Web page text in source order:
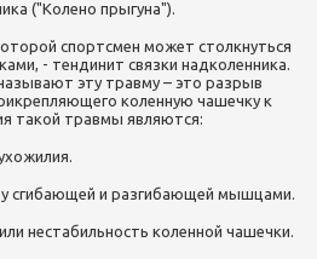
("Колено прыгуна").
спортсмен может столкнуться
- тендинит связки надколенника.
эту травму – это разрыв
коленную чашечку к
такой травмы являются:
сгибающей и разгибающей мышцами.
нестабильность коленной чашечки.